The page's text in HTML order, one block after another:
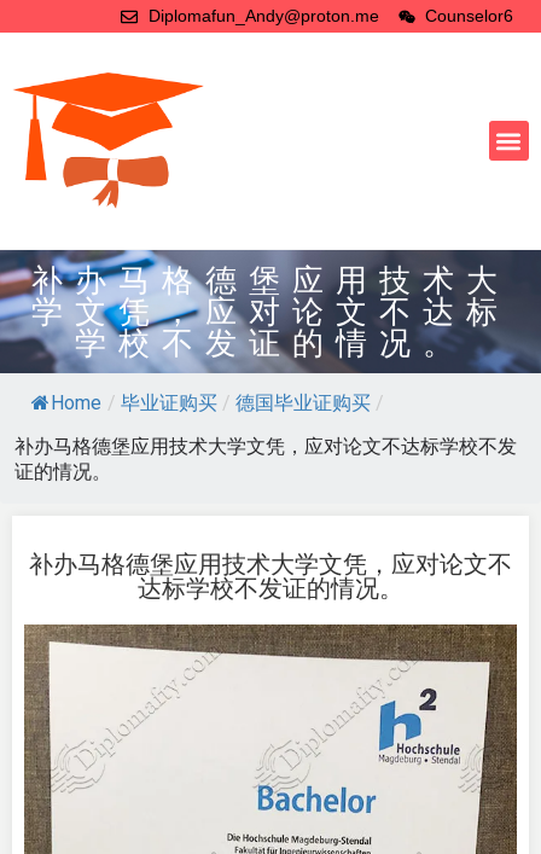
Diplomafun_Andy@proton.me Counselor6
补办马格德堡应用技术大
学文凭，应对论文不达标
学校不发证的情况。
Home / 毕业证购买 / 德国毕业证购买 /
补办马格德堡应用技术大学文凭，应对论文不达标学校不发
证的情况。
补办马格德堡应用技术大学文凭，应对论文不
达标学校不发证的情况。